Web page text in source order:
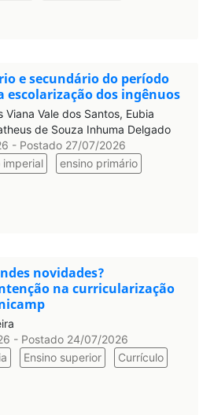
e secundário do período
escolarização dos ingênuos
Vale dos Santos, Eubia
de Souza Inhuma Delgado
- Postado 27/07/2026
imperial
ensino primário
novidades?
na curricularização
- Postado 24/07/2026
Ensino superior
Currículo